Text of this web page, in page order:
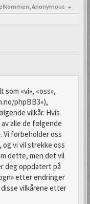
Anonymous
som «vi», «oss»,
phpBB3»),
vilkår. Hvis
alle de følgende
Vi forbeholder oss
vi vil strekke oss
dette, men det vil
deg oppdatert på
etter endringer
vilkårene etter